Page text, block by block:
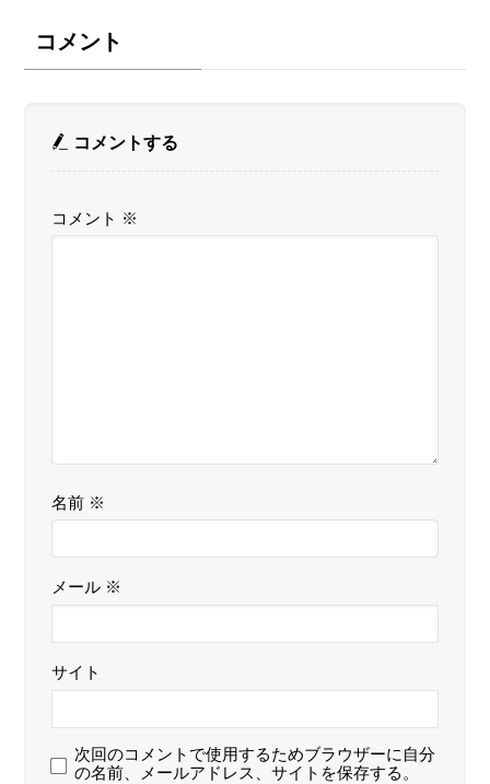
コメント
コメントする
コメント ※
名前 ※
メール ※
サイト
次回のコメントで使用するためブラウザーに自分
の名前、メールアドレス、サイトを保存する。